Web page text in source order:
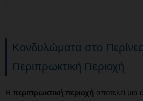
Κονδυλώματα στο
Περιπρωκτική Περιοχή
Η περιπρωκτική περιοχή αποτελεί μια